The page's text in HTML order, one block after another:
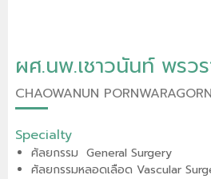
ผศ.นพ.เชาวนันท์ พรว
CHAOWANUN
Specialty
ศัลยกรรม General Surgery
ศัลยกรรมหลอดเลือด Vascular